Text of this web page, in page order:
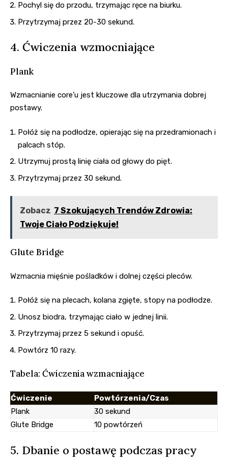
Pochyl się do przodu, trzymając ręce na biurku.
Przytrzymaj przez 20-30 sekund.
4. Ćwiczenia wzmocniające
Plank
Wzmacnianie core’u jest kluczowe dla utrzymania dobrej
postawy.
Połóż się na podłodze, opierając się na przedramionach i
palcach stóp.
Utrzymuj prostą linię ciała od głowy do pięt.
Przytrzymaj przez 30 sekund.
Zobacz 7 Szokujących Trendów Zdrowia:
Twoje Ciało Podziękuje!
Glute Bridge
Wzmacnia mięśnie pośladków i dolnej części pleców.
Połóż się na plecach, kolana zgięte, stopy na podłodze.
Unosz biodra, trzymając ciało w jednej linii.
Przytrzymaj przez 5 sekund i opuść.
Powtórz 10 razy.
Tabela: Ćwiczenia wzmacniające
Ćwiczenie
Powtórzenia/Czas
Plank
30 sekund
Glute Bridge
10 powtórzeń
5. Dbanie o postawę podczas pracy